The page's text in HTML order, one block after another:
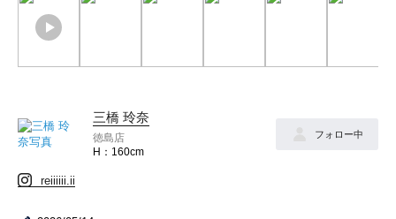
三橋 玲奈
徳島店
160cm
フォロー中
reiiiiii.ii